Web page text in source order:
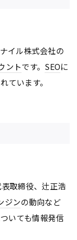
イル株式会社の
ントです。 SEOに
ています。
取締役、辻正浩
ジンの動向など
いても情報発信